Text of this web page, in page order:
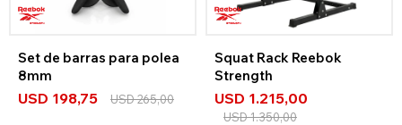
Set de barras para polea
8mm
USD 198,75 USD265,00
Squat Rack Reebok
Strength
USD 1.215,00
USD1.350,00